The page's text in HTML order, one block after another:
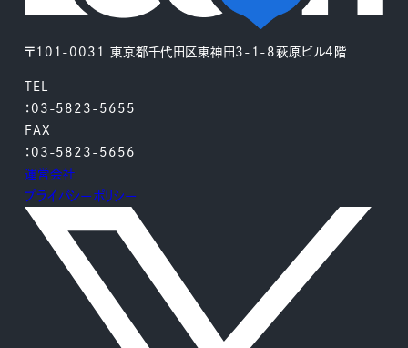
〒101-0031 東京都千代田区東神田3-1-8萩原ビル4階
TEL
：03-5823-5655
FAX
：03-5823-5656
運営会社
プライバシーポリシー